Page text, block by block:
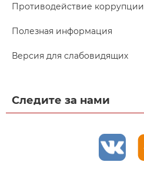
Противодействие коррупции
Полезная информация
Версия для слабовидящих
Следите за нами